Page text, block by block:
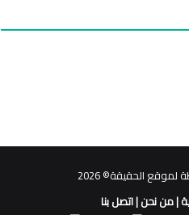
الحقيقة© 2026
|من نحن|اتصل بنا